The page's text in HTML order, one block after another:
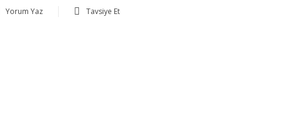
Yorum Yaz Tavsiye Et